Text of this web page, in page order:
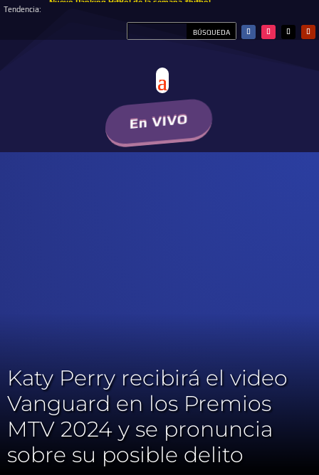
Tendencia:
Nuevo Ranking HitBol de la semana #hitbol
En VIVO
Katy Perry recibirá el video
Vanguard en los Premios
MTV 2024 y se pronuncia
sobre su posible delito